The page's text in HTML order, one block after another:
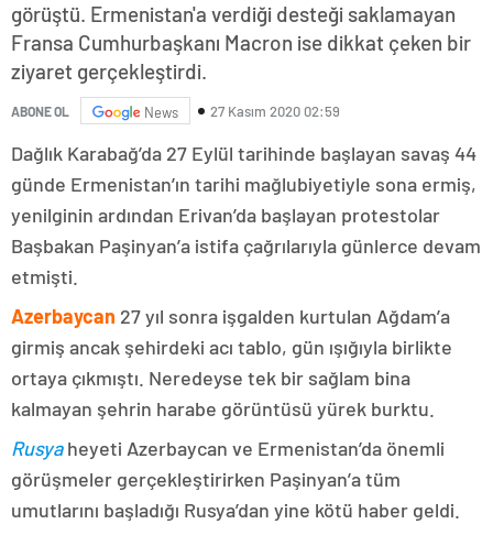
görüştü. Ermenistan'a verdiği desteği saklamayan
Fransa Cumhurbaşkanı Macron ise dikkat çeken bir
ziyaret gerçekleştirdi.
ABONE OL News 27 Kasım 2020 02:59
Dağlık Karabağ’da 27 Eylül tarihinde başlayan savaş 44
günde Ermenistan’ın tarihi mağlubiyetiyle sona ermiş,
yenilginin ardından Erivan’da başlayan protestolar
Başbakan Paşinyan’a istifa çağrılarıyla günlerce devam
etmişti.
Azerbaycan 27 yıl sonra işgalden kurtulan Ağdam’a
girmiş ancak şehirdeki acı tablo, gün ışığıyla birlikte
ortaya çıkmıştı. Neredeyse tek bir sağlam bina
kalmayan şehrin harabe görüntüsü yürek burktu.
Rusyaheyeti Azerbaycan ve Ermenistan’da önemli
görüşmeler gerçekleştirirken Paşinyan’a tüm
umutlarını başladığı Rusya’dan yine kötü haber geldi.